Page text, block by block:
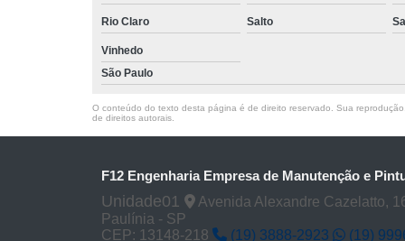
Rio Claro Salto
Vinhedo
São Paulo
O conteúdo do texto desta página é de direito reservado. Sua
de direitos autorais
F12 Engenharia Empresa de Manutenção e
Unidade01
Avenida Alexandre Cazelatto,
Paulínia - SP
CEP: 13148-218
(19) 3888-2923 (19)